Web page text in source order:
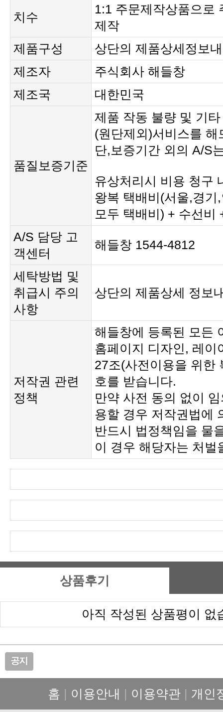
치수
제작
제품구성
상단의 제품상세정보
제조자
주식회사 해들창
제조국
대한민국
품질보증기준
(원단제외)서비스를 해
단,보증기간 외의 A/S
유상처리시 비용 청구
모두 택배비) + 수선비
객센터
해들창 1544-4812
사항
상단의 제품상세 정보
정책
호를 받습니다.
반드시 법정책임을 물
이 경우 해당자는 처벌
상품후기
아직 작성된 상품평이 없
홈 | 이용안내 | 이용약관 | 개인